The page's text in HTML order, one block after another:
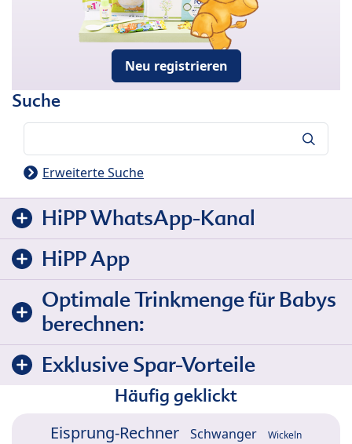
Neu registrieren
Suche
Erweiterte Suche
HiPP WhatsApp-Kanal
HiPP App
Optimale Trinkmenge für Babys
berechnen:
Exklusive Spar-Vorteile
Häufig geklickt
Eisprung-Rechner Schwanger Wickeln